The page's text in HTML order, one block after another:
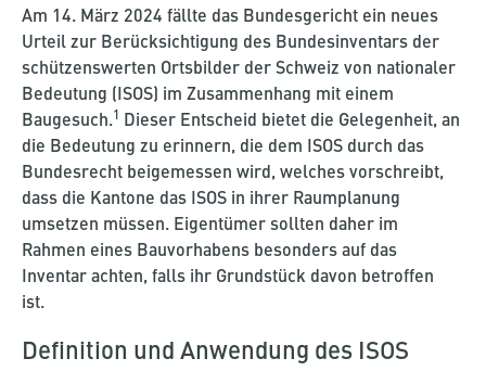
Am 14. März 2024 fällte das Bundesgericht ein neues
Urteil zur Berücksichtigung des Bundesinventars der
schützenswerten Ortsbilder der Schweiz von nationaler
Bedeutung (ISOS) im Zusammenhang mit einem
Baugesuch.1 Dieser Entscheid bietet die Gelegenheit, an
die Bedeutung zu erinnern, die dem ISOS durch das
Bundesrecht beigemessen wird, welches vorschreibt,
dass die Kantone das ISOS in ihrer Raumplanung
umsetzen müssen. Eigentümer sollten daher im
Rahmen eines Bauvorhabens besonders auf das
Inventar achten, falls ihr Grundstück davon betroffen
ist.
Definition und Anwendung des ISOS